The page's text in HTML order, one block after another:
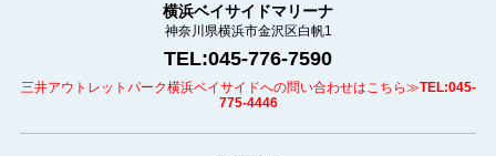
横浜ベイサイドマリーナ
神奈川県横浜市金沢区白帆1
TEL:045-776-7590
三井アウトレットパーク横浜ベイサイドへの問い合わせはこちら≫TEL:045-
775-4446